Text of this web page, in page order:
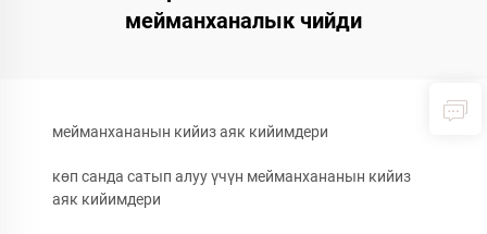
мейманханалык чийди
мейманхананын кийиз аяк кийимдери
көп санда сатып алуу үчүн мейманхананын кийиз
аяк кийимдери